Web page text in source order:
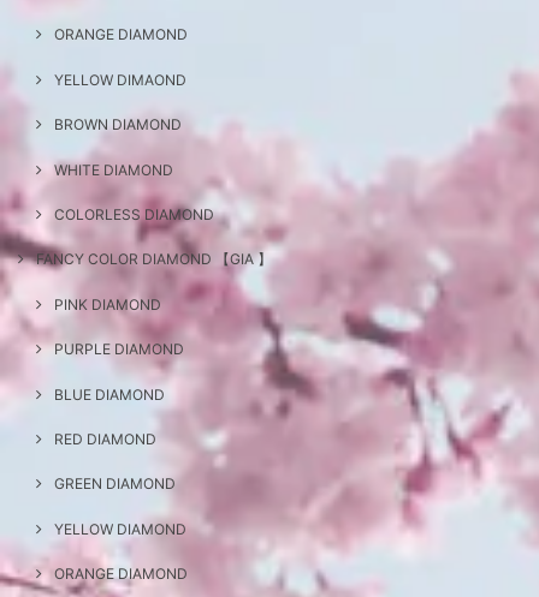
ORANGE DIAMOND
YELLOW DIMAOND
BROWN DIAMOND
WHITE DIAMOND
COLORLESS DIAMOND
FANCY COLOR DIAMOND 【GIA 】
PINK DIAMOND
PURPLE DIAMOND
BLUE DIAMOND
RED DIAMOND
GREEN DIAMOND
YELLOW DIAMOND
ORANGE DIAMOND